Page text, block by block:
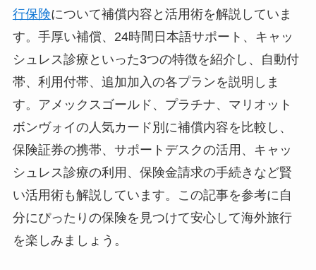
行保険について補償内容と活用術を解説していま
す。手厚い補償、24時間日本語サポート、キャッ
シュレス診療といった3つの特徴を紹介し、自動付
帯、利用付帯、追加加入の各プランを説明しま
す。アメックスゴールド、プラチナ、マリオット
ボンヴォイの人気カード別に補償内容を比較し、
保険証券の携帯、サポートデスクの活用、キャッ
シュレス診療の利用、保険金請求の手続きなど賢
い活用術も解説しています。この記事を参考に自
分にぴったりの保険を見つけて安心して海外旅行
を楽しみましょう。